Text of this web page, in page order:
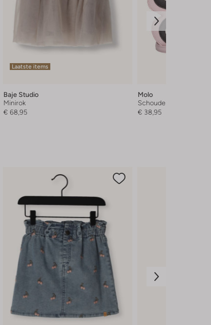
Laatste items
Baje Studio
Minirok
€ 68,95
Molo
Schoudertas
€ 38,95